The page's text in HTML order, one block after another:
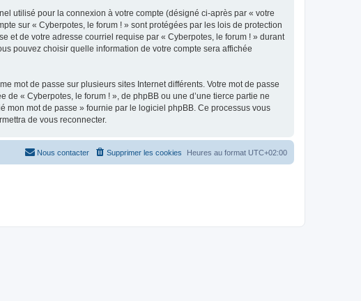
utilisé pour la connexion à votre compte (désigné ci-après par « votre
sur « Cyberpotes, le forum ! » sont protégées par les lois de protection
et de votre adresse courriel requise par « Cyberpotes, le forum ! » durant
pouvez choisir quelle information de votre compte sera affichée
mot de passe sur plusieurs sites Internet différents. Votre mot de passe
« Cyberpotes, le forum ! », de phpBB ou une d’une tierce partie ne
mon mot de passe » fournie par le logiciel phpBB. Ce processus vous
de vous reconnecter.
Heures au format UTC+02:00
Supprimer les cookies
Nous contacter